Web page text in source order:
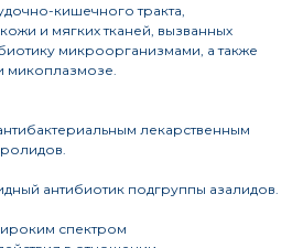
кишечного тракта,
и мягких тканей, вызванных
микроорганизмами, а также
микоплазмозе.
лекарственным
антибиотик подгруппы азалидов.
спектром